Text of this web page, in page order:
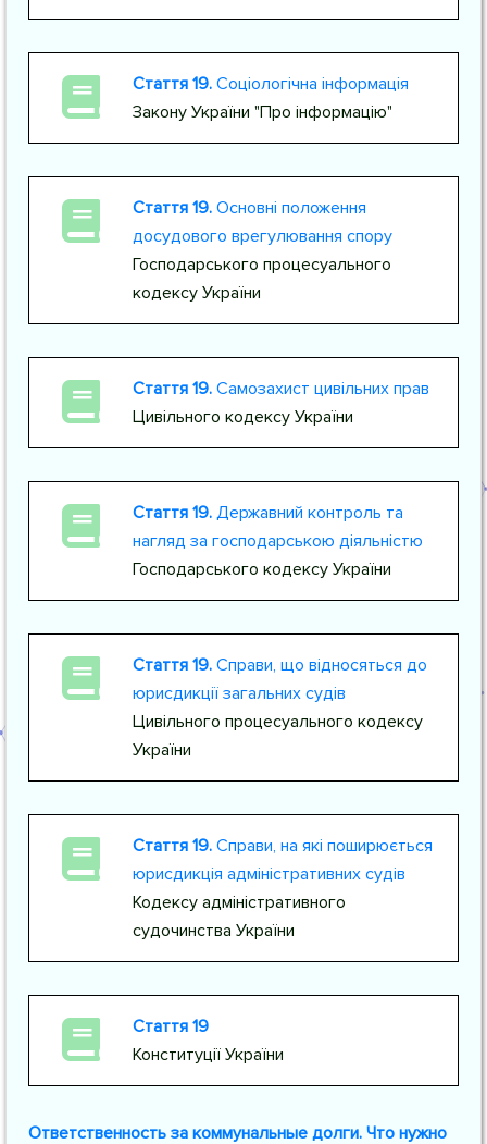
Стаття 19. Соціологічна інформація
Закону України "Про інформацію"
Стаття 19. Основні положення
досудового врегулювання спору
Господарського процесуального
кодексу України
Стаття 19. Самозахист цивільних прав
Цивільного кодексу України
Стаття 19. Державний контроль та
нагляд за господарською діяльністю
Господарського кодексу України
Стаття 19. Справи, що відносяться до
юрисдикції загальних судів
Цивільного процесуального кодексу
України
Стаття 19. Справи, на які поширюється
юрисдикція адміністративних судів
Кодексу адміністративного
судочинства України
Стаття 19
Конституції України
Ответственность за коммунальные долги. Что нужно